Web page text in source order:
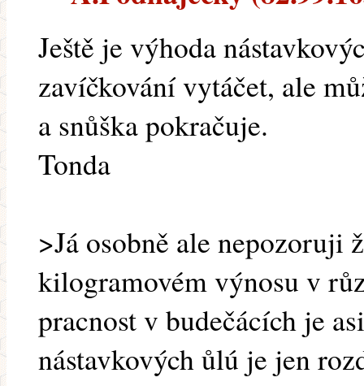
Ještě je výhoda
zavíčkování vytáčet, ale
a snůška pokračuje.
Tonda
>Já osobně ale nepozoruji
kilogramovém výnosu v
pracnost v budečácích je
nástavkových ůlú je jen